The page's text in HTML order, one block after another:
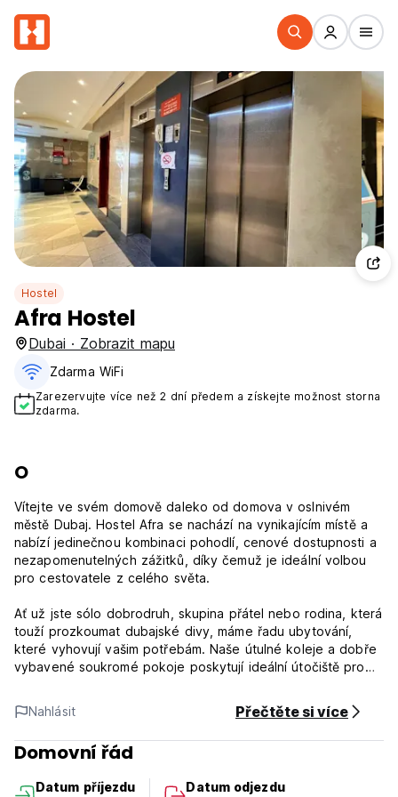
Hostel
Afra Hostel
Dubai · Zobrazit mapu
Zdarma WiFi
Zarezervujte více než 2 dní předem a získejte možnost storna
zdarma.
O
Vítejte ve svém domově daleko od domova v oslnivém
městě Dubaj. Hostel Afra se nachází na vynikajícím místě a
nabízí jedinečnou kombinaci pohodlí, cenové dostupnosti a
nezapomenutelných zážitků, díky čemuž je ideální volbou
pro cestovatele z celého světa.
Ať už jste sólo dobrodruh, skupina přátel nebo rodina, která
touží prozkoumat dubajské divy, máme řadu ubytování,
které vyhovují vašim potřebám. Naše útulné koleje a dobře
vybavené soukromé pokoje poskytují ideální útočiště pro
některým pokojům s úžasným výhledem na město zažijete
kouzlo Dubaje opravdu z pohodlí postele.
V Afra Hostel chápeme, že jsou to maličkosti, které dělají
váš pobyt. Užijte si bezplatné vysokorychlostní Wi-Fi v
Nahlásit Přečtěte si více
Domovní řád
Datum příjezdu
Datum odjezdu